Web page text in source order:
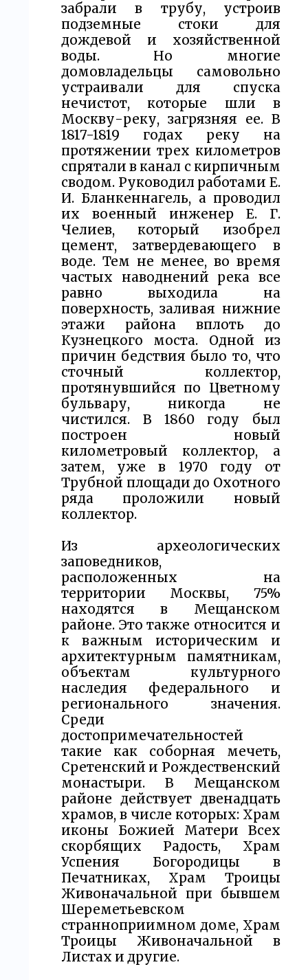
забрали в трубу, устроив
подземные стоки для
дождевой и хозяйственной
воды. Но многие
домовладельцы самовольно
устраивали для спуска
нечистот, которые шли в
Москву-реку, загрязняя ее. В
1817-1819 годах реку на
протяжении трех километров
спрятали в канал с кирпичным
сводом. Руководил работами Е.
И. Бланкеннагель, а проводил
их военный инженер Е. Г.
Челиев, который изобрел
цемент, затвердевающего в
воде. Тем не менее, во время
частых наводнений река все
равно выходила на
поверхность, заливая нижние
этажи района вплоть до
Кузнецкого моста. Одной из
причин бедствия было то, что
сточный коллектор,
протянувшийся по Цветному
бульвару, никогда не
чистился. В 1860 году был
построен новый
километровый коллектор, а
затем, уже в 1970 году от
Трубной площади до Охотного
ряда проложили новый
коллектор.
Из археологических
заповедников,
расположенных на
территории Москвы, 75%
находятся в Мещанском
районе. Это также относится и
к важным историческим и
архитектурным памятникам,
объектам культурного
наследия федерального и
регионального значения.
Среди
достопримечательностей
такие как соборная мечеть,
Сретенский и Рождественский
монастыри. В Мещанском
районе действует двенадцать
храмов, в числе которых: Храм
иконы Божией Матери Всех
скорбящих Радость, Храм
Успения Богородицы в
Печатниках, Храм Троицы
Живоначальной при бывшем
Шереметьевском
странноприимном доме, Храм
Троицы Живоначальной в
Листах и другие.